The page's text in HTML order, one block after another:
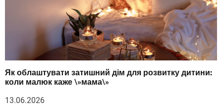
Як облаштувати затишний дім для розвитку дитини:
коли малюк каже \»мама\»
13.06.2026